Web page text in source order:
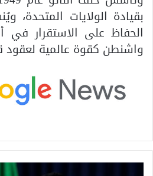
بقيادة الولايات
الحفاظ على الاستقرار في
واشنطن كقوة عالمية لعقود